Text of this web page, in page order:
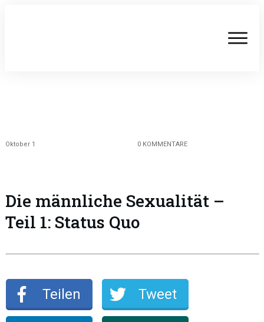
Oktober 1 0KOMMENTARE
Die männliche Sexualität –
Teil 1: Status Quo
Teilen Tweet